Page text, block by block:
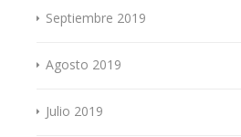
Septiembre 2019
Agosto 2019
Julio 2019